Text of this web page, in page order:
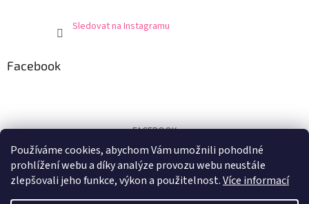
Používáme cookies, abychom Vám umožnili pohodlné
prohlížení webu a díky analýze provozu webu neustále
zlepšovali jeho funkce, výkon a použitelnost.Více informací
Sledovat na Instagramu
Facebook
FACEBOOK
Certifikát